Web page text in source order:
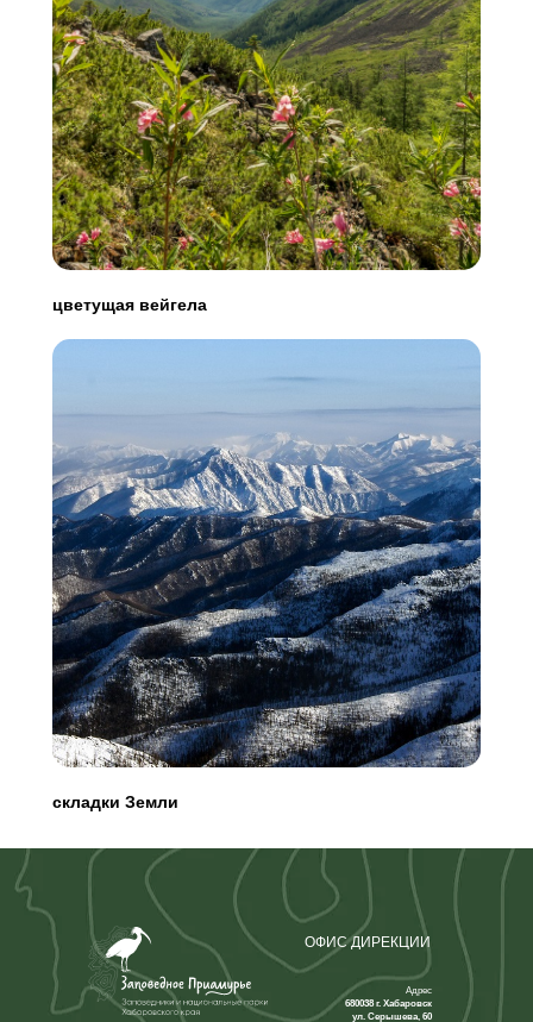
цветущая вейгела
складки Земли
Адрес
680038 г. Хабаровск
ул. Серышева, 60
ОФИС ДИРЕКЦИИ